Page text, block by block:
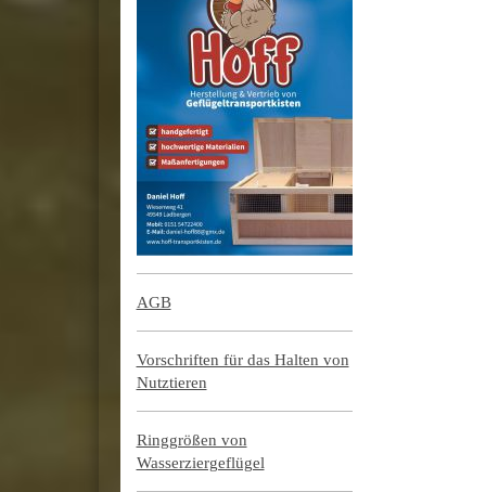
AGB
Vorschriften für das Halten von
Nutztieren
Ringgrößen von
Wasserziergeflügel